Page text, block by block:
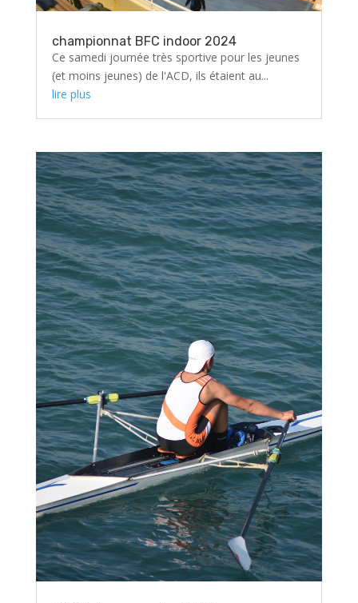
championnat BFC indoor 2024
Ce samedi journée très sportive pour les jeunes
(et moins jeunes) de l'ACD, ils étaient au...
lire plus